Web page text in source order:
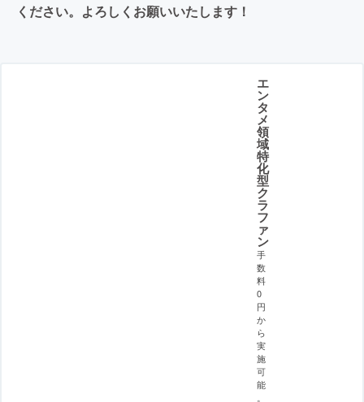
ください。よろしくお願いいたします！
エ
ン
タ
メ
領
域
特
化
型
ク
ラ
フ
ァ
ン
手
数
料
0
円
か
ら
実
施
可
能